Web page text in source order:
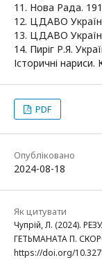
11. Нова Рада.
12. ЦДАВО
13. ЦДАВО
14. Пиріг Р.Я.
Історичні нариси.
PDF
Опубліковано
2024-08-18
Як цитувати
Чупрій, Л. (2024).
ГЕТЬМАНАТА П.
https://doi.org/